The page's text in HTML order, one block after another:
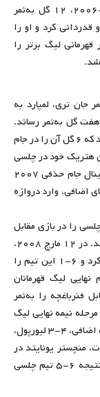
لمپارد در چهار ماه ابتدایی خود در فصل ۲۰۰۵-۲۰۰۶، ۱۲ گل به‌ثمر
قدردانی کرد و او را
لیگ برتر را
کمر جان تری، لمپارد به
گل به‌ثمر رساند.
لمپارد در کل فصل، در تمامی رقابت‌ها ۲۱ به‌ثمر رساند که ۶ گل آن را در جام
در ۶ ژانویه ۲۰۰۷، او اولین هتریک خود در چلسی
را در بازی برابر ماکلسفیلد تاون به‌ثمر رساند. در فینال جام حذفی ۲۰۰۷
اضافی، وارد دروازه
گل خود برای چلسی را در بازی مقابل
هادرزفیلد تاون در رقابت‌های جام حذفی به‌ثمر رساند. در ۱۲ مارچ ۲۰۰۸،
لمپارد ۴ گل در برابر تیم دربی کانتی وارد دروازه کرد و ۶-۱ این تیم را
لیگ قهرمانان
۸۷ گل پیروزی مقابل فنرباغچه را به‌ثمر
رسید. در مرحله نیمه نهایی لیگ
قهرمانان اروپا او توانست با گرفتن یک پنالتی در وقت اضافی، ۴-۳ لیورپول،
منچستر یونایتد در
مقابل چلسی حضور پیدا کرد و در ضربات پنالتی با نتیجه ۶-۵ تیم چلسی